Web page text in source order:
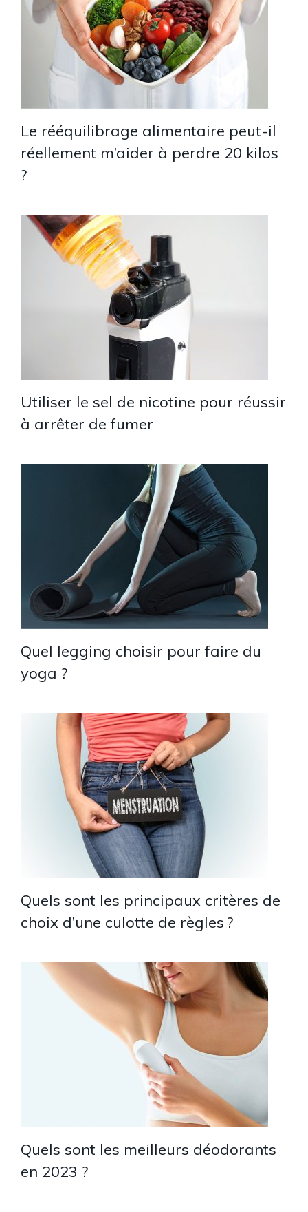
Le rééquilibrage alimentaire peut-il
réellement m’aider à perdre 20 kilos
?
Utiliser le sel de nicotine pour réussir
à arrêter de fumer
Quel legging choisir pour faire du
yoga ?
Quels sont les principaux critères de
choix d’une culotte de règles ?
Quels sont les meilleurs déodorants
en 2023 ?